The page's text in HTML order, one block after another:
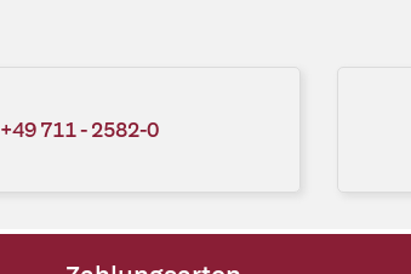
+49 711 - 2582-0